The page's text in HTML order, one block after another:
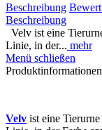
Beschreibung
Beschreibung
Velv ist eine
Linie, in der... mehr
Menü schließen
Velv ist eine